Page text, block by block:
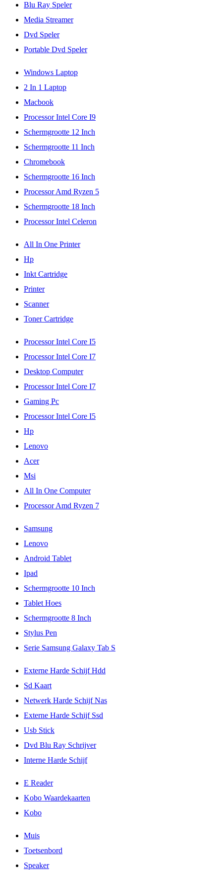
Blu Ray Speler
Media Streamer
Dvd Speler
Portable Dvd Speler
Windows Laptop
2 In 1 Laptop
Macbook
Processor Intel Core I9
Schermgrootte 12 Inch
Schermgrootte 11 Inch
Chromebook
Schermgrootte 16 Inch
Processor Amd Ryzen 5
Schermgrootte 18 Inch
Processor Intel Celeron
All In One Printer
Hp
Inkt Cartridge
Printer
Scanner
Toner Cartridge
Processor Intel Core I5
Processor Intel Core I7
Desktop Computer
Processor Intel Core I7
Gaming Pc
Processor Intel Core I5
Hp
Lenovo
Acer
Msi
All In One Computer
Processor Amd Ryzen 7
Samsung
Lenovo
Android Tablet
Ipad
Schermgrootte 10 Inch
Tablet Hoes
Schermgrootte 8 Inch
Stylus Pen
Serie Samsung Galaxy Tab S
Externe Harde Schijf Hdd
Sd Kaart
Netwerk Harde Schijf Nas
Externe Harde Schijf Ssd
Usb Stick
Dvd Blu Ray Schrijver
Interne Harde Schijf
E Reader
Kobo Waardekaarten
Kobo
Muis
Toetsenbord
Speaker